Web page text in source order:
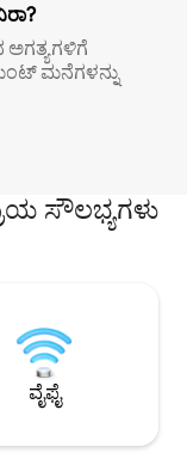
ಅಗತ್ಯಗಳಿಗೆ
ಮನೆಗಳನ್ನು
ಸೌಲಭ್ಯಗಳು
ವೈಫೈ